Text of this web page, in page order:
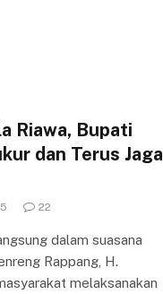
Riawa, Bupati
dan Terus Jaga
22
dalam suasana
Rappang, H.
melaksanakan